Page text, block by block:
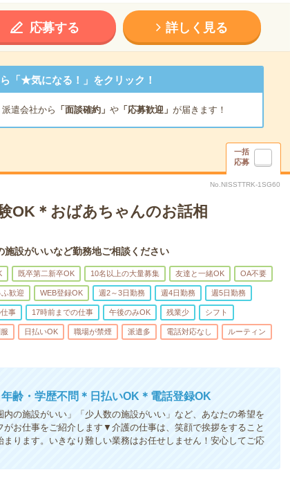
応募する 詳しく見る
「★気になる！」をクリック！
遣会社から 「面談確約」 や「応募歓迎」 が届きます！
一括
応募
No.NISSTTRK-1SG60
OK＊おばあちゃんのお話相
設がいいなど勤務地ご相談ください
既卒第二新卒OK 10名以上の大量募集 友達と一緒OK OA不要
ふ歓迎 WEB登録OK 週2～3日勤務 週4日勤務 週5日勤務
事 17時前までの仕事 午後のみOK 残業少 シフト
日払いOK 職場が禁煙 派遣多 電話対応なし ルーティン
齢・学歴不問＊日払いOK＊電話登録OK
の施設がいい」「少人数の施設がいい」など、あなたの希望を
お仕事をご紹介します▼介護の仕事は、笑顔で挨拶をすること
ります。いきなり難しい業務はお任せしません！安心してご応